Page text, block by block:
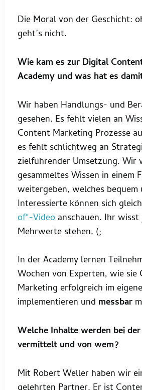
Die Moral von der Geschicht:
geht’s nicht.
Wie kam es zur Digital
Academy und was hat es
Wir haben Handlungs- und
gesehen. Es fehlt vielen an
Content Marketing Prozesse
es fehlt schlichtweg an
zielführender Umsetzung. Wir
gesammeltes Wissen in einem
weitergeben, welches
Interessierte können sich
of“-Video anschauen. Ihr
Mehrwerte stehen. (;
In der Academy lernen
Wochen von Experten, wie sie
Marketing erfolgreich im
implementieren und messbar
Welche Inhalte werden bei
vermittelt und von wem?
Mit Robert Weller haben wir